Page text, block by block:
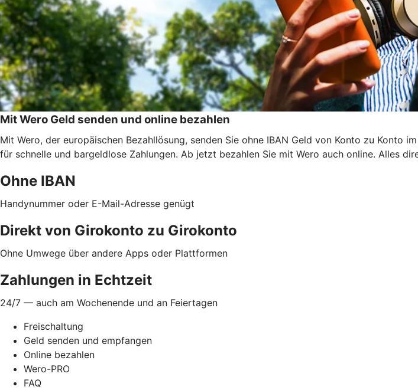
Mit Wero Geld senden und online bezahlen
Mit Wero, der europäischen Bezahllösung, senden Sie ohne IBAN Geld von Konto zu Konto
für schnelle und bargeldlose Zahlungen. Ab jetzt bezahlen Sie mit Wero auch online. Alles
Ohne IBAN
Handynummer oder E-Mail-Adresse genügt
Direkt von Girokonto zu Girokonto
Ohne Umwege über andere Apps oder Plattformen
Zahlungen in Echtzeit
24/7 — auch am Wochenende und an Feiertagen
Freischaltung
Geld senden und empfangen
Online bezahlen
Wero-PRO
FAQ